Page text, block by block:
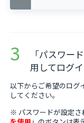
「パスワー
用してログイ
以下からご希望のログ
してください。
※ パスワードが設定さ